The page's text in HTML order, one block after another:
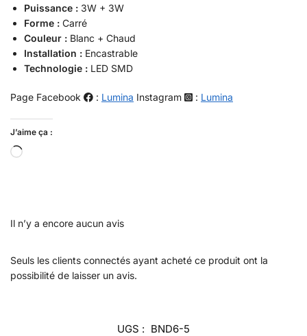
Puissance : 3W + 3W
Forme : Carré
Couleur : Blanc + Chaud
Installation : Encastrable
Technologie : LED SMD
Page Facebook : Lumina Instagram : Lumina
J’aime ça :
Il n’y a encore aucun avis
Seuls les clients connectés ayant acheté ce produit ont la
possibilité de laisser un avis.
UGS : BND6-5